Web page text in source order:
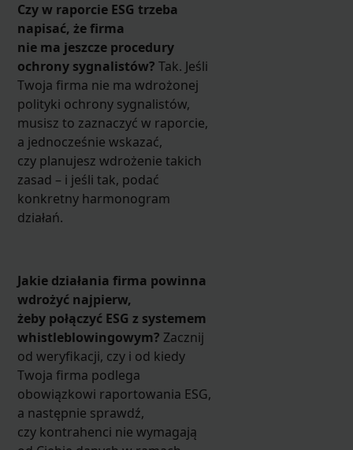
Czy w raporcie ESG trzeba
napisać, że firma
nie ma jeszcze procedury
ochrony sygnalistów? Tak. Jeśli
Twoja firma nie ma wdrożonej
polityki ochrony sygnalistów,
musisz to zaznaczyć w raporcie,
a jednocześnie wskazać,
czy planujesz wdrożenie takich
zasad – i jeśli tak, podać
konkretny harmonogram
działań.
Jakie działania firma powinna
wdrożyć najpierw,
żeby połączyć ESG z systemem
whistleblowingowym? Zacznij
od weryfikacji, czy i od kiedy
Twoja firma podlega
obowiązkowi raportowania ESG,
a następnie sprawdź,
czy kontrahenci nie wymagają